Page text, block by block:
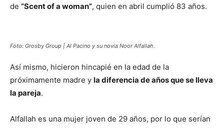
de “Scent of a woman”, quien en abril cumplió 83 años.
Foto: Grosby Group | Al Pacino y su novia Noor Alfallah.
Así mismo, hicieron hincapié en la edad de la
próximamente madre y la diferencia de años que se lleva
la pareja.
Alfallah es una mujer joven de 29 años, por lo que serían